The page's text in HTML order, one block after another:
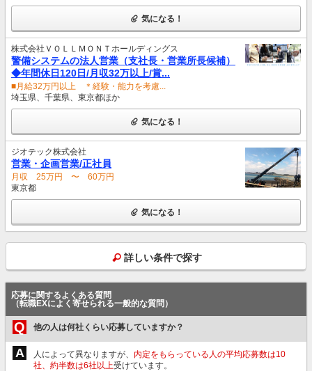
気になる！
株式会社ＶＯＬＬＭＯＮＴホールディングス
警備システムの法人営業（支社長・営業所長候補）
◆年間休日120日/月収32万以上/賞...
■月給32万円以上 ＊経験・能力を考慮...
埼玉県、千葉県、東京都ほか
気になる！
ジオテック株式会社
営業・企画営業/正社員
月収 25万円 〜 60万円
東京都
気になる！
詳しい条件で探す
応募に関するよくある質問
（転職EXによく寄せられる一般的な質問）
Q 他の人は何社くらい応募していますか？
A 人によって異なりますが、 内定をもらっている人の平均応募数は10
社、約半数は6社以上受けています。